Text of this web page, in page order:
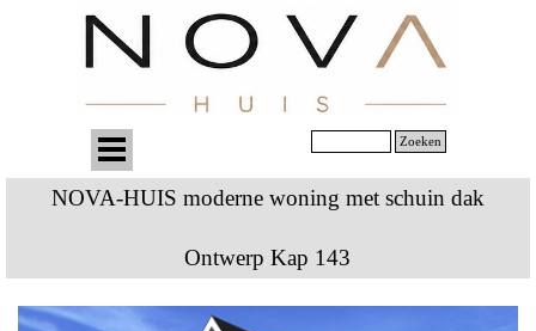
Zoeken
NOVA-HUIS moderne woning met schuin dak
Ontwerp Kap 143